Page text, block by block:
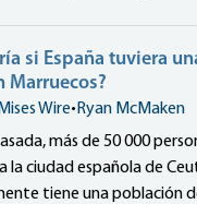
si España tuviera
Marruecos?
Mises Wire• Ryan McMaken
más de 50 000
la ciudad española de
tiene una población